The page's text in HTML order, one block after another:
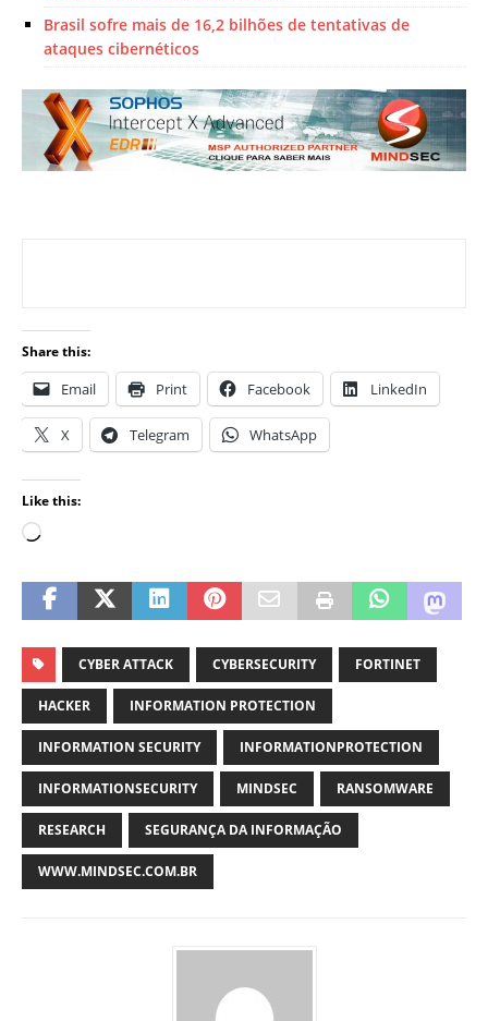
Brasil sofre mais de 16,2 bilhões de tentativas de
ataques cibernéticos
Share this:
Email Print Facebook LinkedIn
X Telegram WhatsApp
Like this:
CYBER ATTACK CYBERSECURITY FORTINET
HACKER INFORMATION PROTECTION
INFORMATION SECURITY INFORMATIONPROTECTION
INFORMATIONSECURITY MINDSEC RANSOMWARE
RESEARCH SEGURANÇA DA INFORMAÇÃO
WWW.MINDSEC.COM.BR